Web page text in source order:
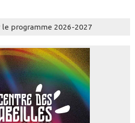
le programme 2026-2027